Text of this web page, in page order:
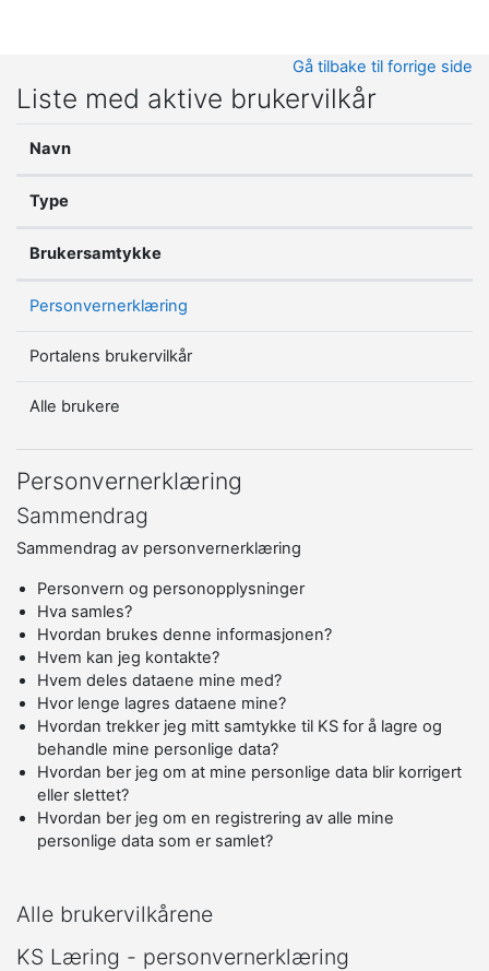
Gå tilbake til forrige side
Liste med aktive brukervilkår
Navn
Type
Brukersamtykke
Personvernerklæring
Portalens brukervilkår
Alle brukere
Personvernerklæring
Sammendrag
Sammendrag av personvernerklæring
Personvern og personopplysninger
Hva samles?
Hvordan brukes denne informasjonen?
Hvem kan jeg kontakte?
Hvem deles dataene mine med?
Hvor lenge lagres dataene mine?
Hvordan trekker jeg mitt samtykke til KS for å lagre og
behandle mine personlige data?
Hvordan ber jeg om at mine personlige data blir korrigert
eller slettet?
Hvordan ber jeg om en registrering av alle mine
personlige data som er samlet?
Alle brukervilkårene
KS Læring - personvernerklæring